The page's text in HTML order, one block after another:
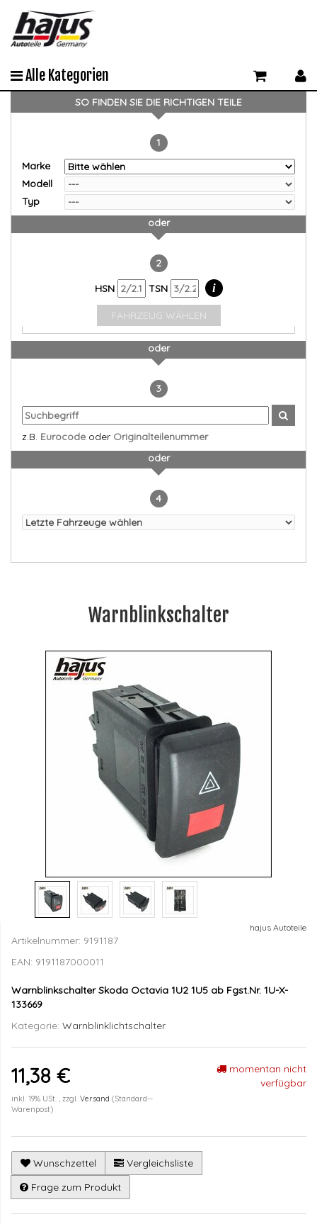
Alle Kategorien
SO FINDEN SIE DIE RICHTIGEN TEILE
1
Marke
Modell
Typ
oder
2
HSN
TSN i
FAHRZEUG WÄHLEN
oder
3
z.B. Eurocode oder Originalteilenummer
oder
4
Warnblinkschalter
hajus Autoteile
Artikelnummer: 9191187
EAN: 9191187000011
Warnblinkschalter Skoda Octavia 1U2 1U5 ab Fgst.Nr. 1U-X-
133669
Kategorie: Warnblinklichtschalter
11,38 €
inkl. 19% USt. , zzgl. Versand (Standard--
Warenpost)
momentan nicht
verfügbar
Wunschzettel
Vergleichsliste
Frage zum Produkt